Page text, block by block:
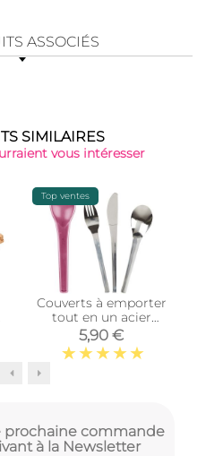
ASSOCIÉS
SIMILAIRES
vous intéresser
Top ventes
Couverts à emporter
tout en un acier
inoxydable (Etui
bordeaux)
5,90 €
prochaine commande
à la Newsletter